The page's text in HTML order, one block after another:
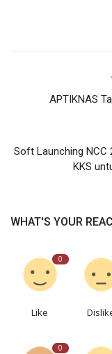
APTIKNAS
Soft Launching NCC
KKS
WHAT'S YOUR
0
Like
0